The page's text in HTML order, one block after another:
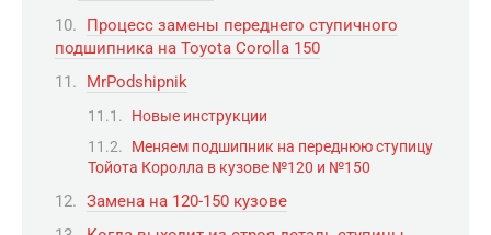
Процесс замены переднего ступичного
подшипника на Toyota Corolla 150
MrPodshipnik
Новые инструкции
Меняем подшипник на переднюю ступицу
Тойота Королла в кузове №120 и №150
Замена на 120-150 кузове